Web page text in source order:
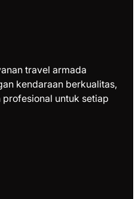
travel armada
kendaraan berkualitas,
untuk setiap